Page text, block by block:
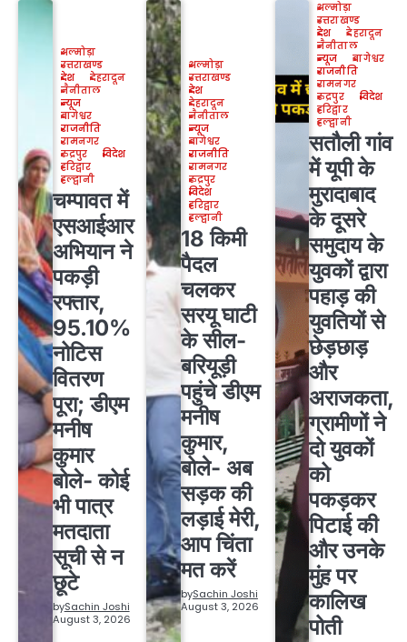
अल्मोड़ा
उत्तराखण्ड
देश
देहरादून
नैनीताल
न्यूज
बागेश्वर
राजनीति
रामनगर
रुद्रपुर
विदेश
हरिद्वार
हल्द्वानी
चम्पावत में
एसआईआर
अभियान ने
पकड़ी
रफ्तार,
95.10%
नोटिस
वितरण
पूरा; डीएम
मनीष
कुमार
बोले- कोई
भी पात्र
मतदाता
सूची से न
छूटे
bySachin Joshi
August 3, 2026
अल्मोड़ा
उत्तराखण्ड
देश
देहरादून
नैनीताल
न्यूज
बागेश्वर
राजनीति
रामनगर
रुद्रपुर
विदेश
हरिद्वार
हल्द्वानी
18 किमी
पैदल
चलकर
सरयू घाटी
के सील-
बरियूड़ी
पहुंचे डीएम
मनीष
कुमार,
बोले- अब
सड़क की
लड़ाई मेरी,
आप चिंता
मत करें
bySachin Joshi
August 3, 2026
अल्मोड़ा
उत्तराखण्ड
देश
देहरादून
नैनीताल
न्यूज
बागेश्वर
राजनीति
रामनगर
रुद्रपुर
विदेश
हरिद्वार
हल्द्वानी
सतौली गांव
में यूपी के
मुरादाबाद
के दूसरे
समुदाय के
युवकों द्वारा
पहाड़ की
युवतियों से
छेड़छाड़
और
अराजकता,
ग्रामीणों ने
दो युवकों
को
पकड़कर
पिटाई की
और उनके
मुंह पर
कालिख
पोती